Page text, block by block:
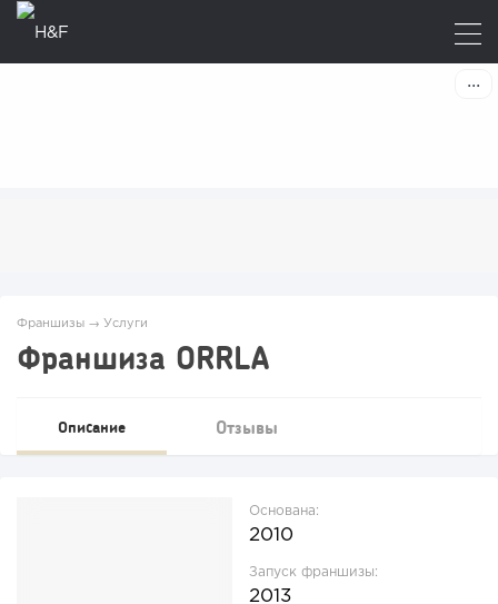
Франшизы → Услуги
Франшиза ORRLA
Описание Отзывы
Основана:
2010
Запуск франшизы:
2013